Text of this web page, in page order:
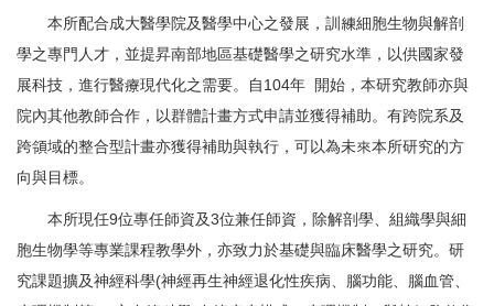
本所配合成大醫學院及醫學中心之發展，訓練細胞生物與解剖
學之專門人才，並提昇南部地區基礎醫學之研究水準，以供國家發
展科技，進行醫療現代化之需要。自104年 開始，本研究教師亦與
院內其他教師合作，以群體計畫方式申請並獲得補助。有跨院系及
跨領域的整合型計畫亦獲得補助與執行，可以為未來本所研究的方
向與目標。
本所現任9位專任師資及3位兼任師資，除解剖學、組織學與細
胞生物學等專業課程教學外，亦致力於基礎與臨床醫學之研究。研
究課題擴及神經科學(神經再生神經退化性疾病、腦功能、腦血管、